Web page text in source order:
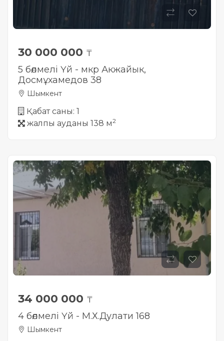
30 000 000 ₸
5 бөлмелі Үй - мкр Акжайык,
Досмұхамедов 38
Шымкент
Қабат саны: 1
жалпы ауданы 138 м2
34 000 000 ₸
4 бөлмелі Үй - М.Х.Дулати 168
Шымкент